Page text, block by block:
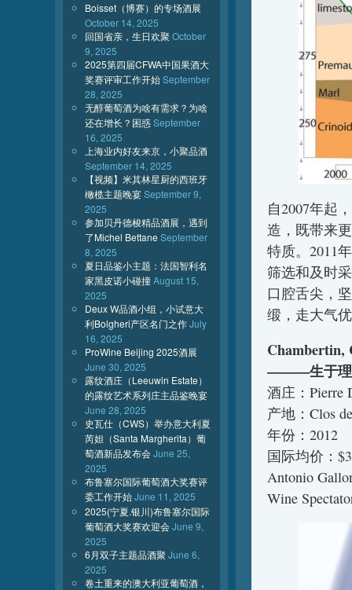
自2007年起
造，既带来
特质。2011
筛选和及时
口腔舌尖，
缎，走大气
Chambertin,
———生于理
酒庄：Pierre
产地：Clos
年份：2012
国际均价：
Antonio
Wine
Boisset（博赛）的专场酒展
October 14, 2025
回国省亲，生日欢聚 October
9, 2025
2025第四届CFWA中国果酒大
奖赛评审工作开始September
28, 2025
无醇葡萄酒为啥有需求？为啥
还在增长？困惑September
16, 2025
上海业内好友来京，小聚品酒
September 14, 2025
【视频】米其林星厨的西班牙
橄榄主题晚宴September 9,
2025
参加贝丹德梭精品酒展，遇到
了Michel Bettane September
8, 2025
夏日品鉴小主题：法国智利名
家黑皮诺小碰撞August 15,
2025
Deux W品酒小组，小试意大
利Bolgheri产区名门之作July
16, 2025
ProWine Beijing 2025酒展
June 30, 2025
露纹酒庄（Leeuwin Estate）
的露纹艺术系列庄主品鉴晚宴
June 28, 2025
史瓦仕（CWS）举办意大利夏
芮妲（Santa Margherita）葡
萄酒新品发布会June 25,
2025
布鲁塞尔国际葡萄酒大奖赛评
委工作开始June 11, 2025
2025(宁夏.银川)布鲁塞尔国际
葡萄酒大奖赛欢迎会June 9,
2025
6月双子主题品酒聚 June 6,
2025
卷土重来的澳大利亚葡萄酒，